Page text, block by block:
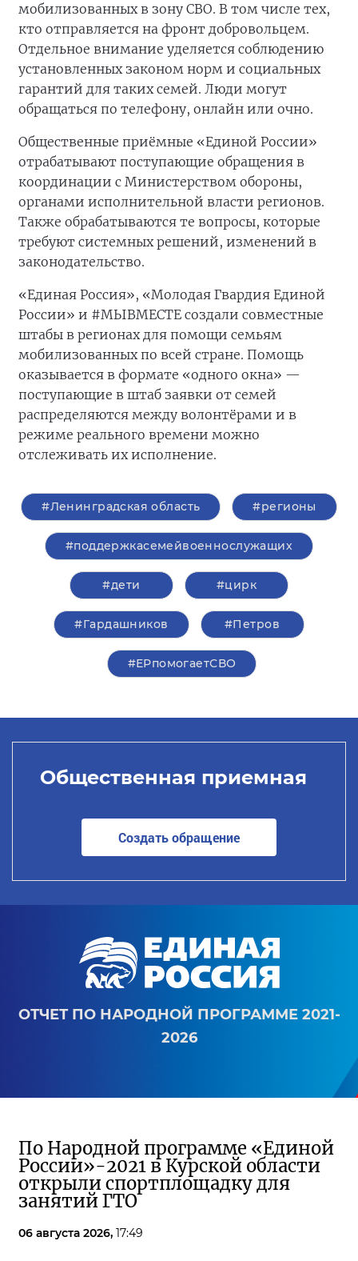
мобилизованных в зону СВО. В том числе тех,
кто отправляется на фронт добровольцем.
Отдельное внимание уделяется соблюдению
установленных законом норм и социальных
гарантий для таких семей. Люди могут
обращаться по телефону, онлайн или очно.
Общественные приёмные «Единой России»
отрабатывают поступающие обращения в
координации с Министерством обороны,
органами исполнительной власти регионов.
Также обрабатываются те вопросы, которые
требуют системных решений, изменений в
законодательство.
«Единая Россия», «Молодая Гвардия Единой
России» и #МЫВМЕСТЕ создали совместные
штабы в регионах для помощи семьям
мобилизованных по всей стране. Помощь
оказывается в формате «одного окна» —
поступающие в штаб заявки от семей
распределяются между волонтёрами и в
режиме реального времени можно
отслеживать их исполнение.
#Ленинградская область #регионы
#поддержкасемейвоеннослужащих
#дети #цирк
#Гардашников #Петров
#ЕРпомогаетСВО
Общественная приемная
Создать обращение
ОТЧЕТ ПО НАРОДНОЙ ПРОГРАММЕ 2021-
2026
По Народной программе «Единой
России»-2021 в Курской области
открыли спортплощадку для
занятий ГТО
06 августа 2026, 17:49